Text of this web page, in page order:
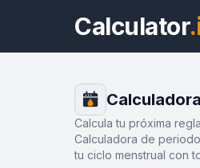
Calculator
Calcula tu próxima
Calculadora de
tu ciclo menstrual con